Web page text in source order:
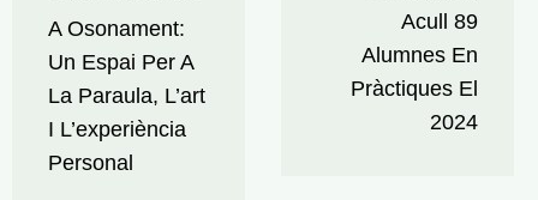
d'entrades
A Osonament:
Un Espai Per A
La Paraula, L’art
I L’experiència
Personal
Acull 89
Alumnes En
Pràctiques El
2024